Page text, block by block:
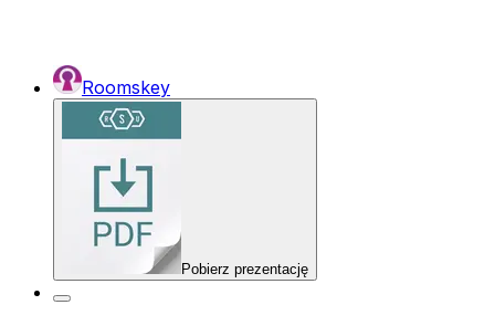
Roomskey
Pobierz prezentację